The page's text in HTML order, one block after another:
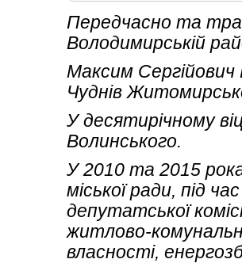
Передчасно та
Володимирській
Максим Сергійович
Чуднів
У десятирічному
Волинського.
У 2010 та 2015
міської ради, під
депутатської
житлово-
власності,